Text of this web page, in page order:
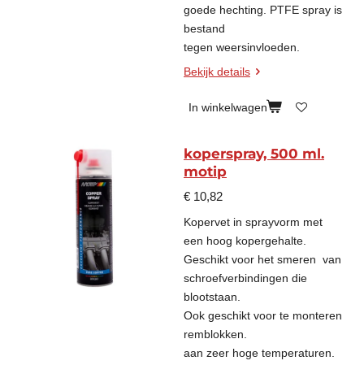
goede hechting. PTFE spray is
bestand
tegen weersinvloeden.
Bekijk details
In winkelwagen
koperspray, 500 ml.
motip
€ 10,82
Kopervet in sprayvorm met
een hoog kopergehalte.
Geschikt voor het smeren van
schroefverbindingen die
blootstaan.
Ook geschikt voor te monteren
remblokken.
aan zeer hoge temperaturen.